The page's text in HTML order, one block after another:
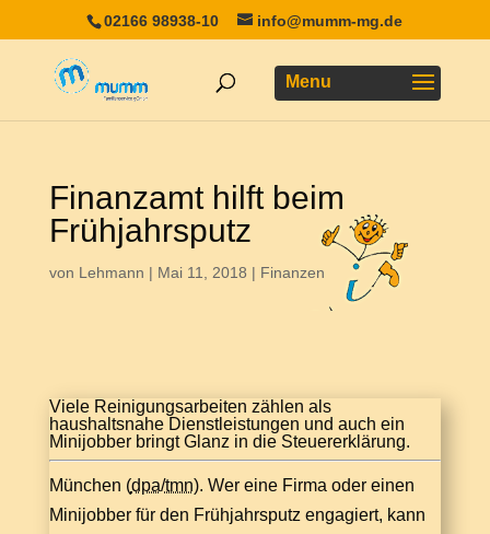
02166 98938-10 info@mumm-mg.de
Finanzamt hilft beim
Frühjahrsputz
von Lehmann | Mai 11, 2018 | Finanzen
Viele Reinigungsarbeiten zählen als
haushaltsnahe Dienstleistungen und auch ein
Minijobber bringt Glanz in die Steuererklärung.
München (dpa/tmn). Wer eine Firma oder einen
Minijobber für den Frühjahrsputz engagiert, kann